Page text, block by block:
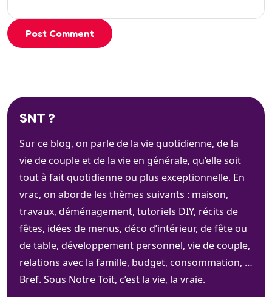
Post Comment
SNT ?
Sur ce blog, on parle de la vie quotidienne, de la
vie de couple et de la vie en générale, qu’elle soit
tout à fait quotidienne ou plus exceptionnelle. En
vrac, on aborde les thèmes suivants : maison,
travaux, déménagement, tutoriels DIY, récits de
fêtes, idées de menus, déco d’intérieur, de fête ou
de table, développement personnel, vie de couple,
relations avec la famille, budget, consommation, …
Bref. Sous Notre Toit, c’est la vie, la vraie.